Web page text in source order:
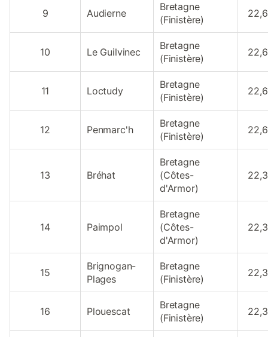
9 Audierne
Bretagne
(Finistère)
10 Le Guilvinec
Bretagne
(Finistère)
11 Loctudy
Bretagne
(Finistère)
12 Penmarc'h
Bretagne
(Finistère)
13 Bréhat
Bretagne
(Côtes-
d'Armor)
14 Paimpol
Bretagne
(Côtes-
d'Armor)
15
Brignogan-
Plages
Bretagne
(Finistère)
16 Plouescat
Bretagne
(Finistère)